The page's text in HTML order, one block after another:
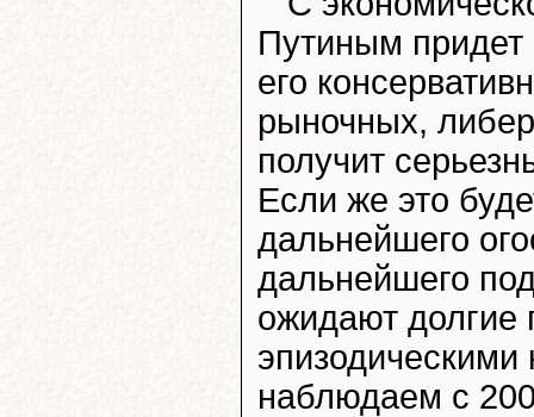
Путиным придет
его
рыночных,
получит
Если же это
дальнейшего
дальнейшего
ожидают долгие
наблюдаем с